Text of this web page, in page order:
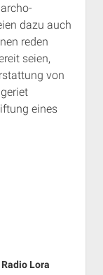
dazu auch
reden
seien,
von
eines
Lora